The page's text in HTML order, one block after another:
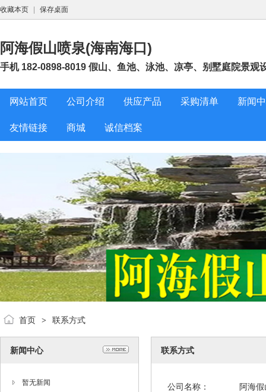
收藏本页 保存桌面
阿海假山喷泉(海南海口)
手机 182-0898-8019 假山、鱼池、泳池、凉亭、别墅庭院景观
网站首页 公司介绍 供应产品 采购清单 新闻
友情链接 商城 诚信档案
首页 > 联系方式
新闻中心
暂无新闻
联系方式
公司名称： 阿海